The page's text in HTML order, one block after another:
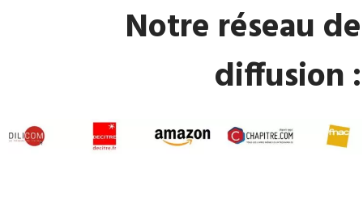
​Notre réseau de
diffusion :